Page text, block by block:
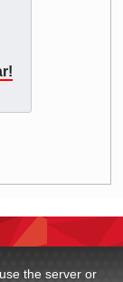
the server or